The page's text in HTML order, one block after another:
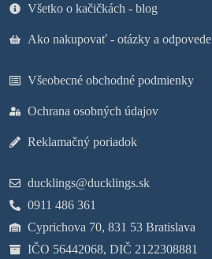
Všetko o kačičkách - blog
Ako nakupovať - otázky a odpovede
Všeobecné obchodné podmienky
Ochrana osobných údajov
Reklamačný poriadok
ducklings@ducklings.sk
0911 486 361
Cyprichova 70, 831 53 Bratislava
IČO 56442068, DIČ 2122308881